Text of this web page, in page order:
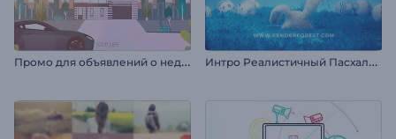
П
ромо для объявлений о недвижимости И
нтро Реалистичный Пасхальный Кролик